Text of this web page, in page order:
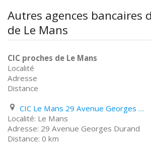
Autres agences bancaires
de Le Mans
CIC proches de Le Mans
Localité
Adresse
Distance
CIC Le Mans 29 Avenue Georges Durand
Le Mans
29 Avenue Georges Durand
0 km